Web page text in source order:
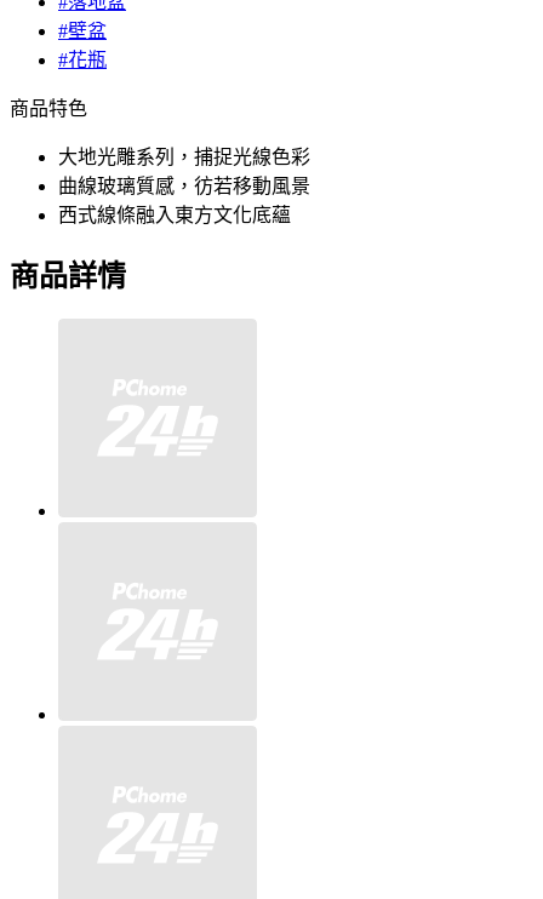
#壁盆
#花瓶
商品特色
大地光雕系列，捕捉光線色彩
曲線玻璃質感，彷若移動風景
西式線條融入東方文化底蘊
商品詳情